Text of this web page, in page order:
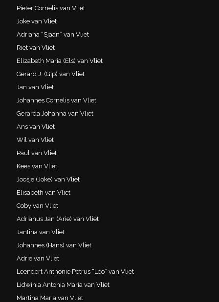
Pieter Cornelis van Vliet
Joke van Vliet
Adriana “Sjaan” van Vliet
Riet van Vliet
Elizabeth Maria (Els) van Vliet
Gerard J. (Gip) van Vliet
Jan van Vliet
Johannes Cornelis van Vliet
Gerarda Johanna van Vliet
Ans van Vliet
Wil van Vliet
Paul van Vliet
Kees van Vliet
Joosje (Joke) van Vliet
Elisabeth van Vliet
Coby van Vliet
Adrianus Jan (Arie) van Vliet
Jantina van Vliet
Johannes (Hans) van Vliet
Adrie van Vliet
Leendert Anthonie Petrus “Leo” van Vliet
Lidwinia Antonia Maria van Vliet
Martina Maria van Vliet